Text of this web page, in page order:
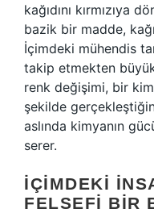
kağıdını kırmızıya
bazik bir madde,
İçimdeki mühendis
takip etmekten
renk değişimi, bir
şekilde
aslında kimyanın
serer.
İÇIMDEKI
FELSEFI BIR